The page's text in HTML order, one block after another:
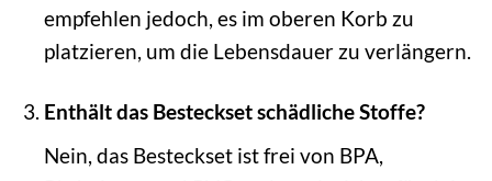
empfehlen jedoch, es im oberen Korb zu
platzieren, um die Lebensdauer zu verlängern.
Enthält das Besteckset schädliche Stoffe?
Nein, das Besteckset ist frei von BPA,